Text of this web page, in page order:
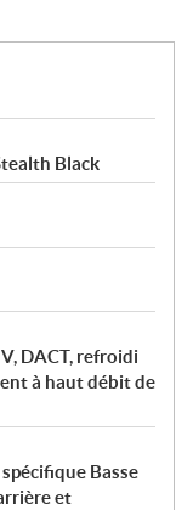
Black
DACT, refroidi
à haut débit de
Basse
et